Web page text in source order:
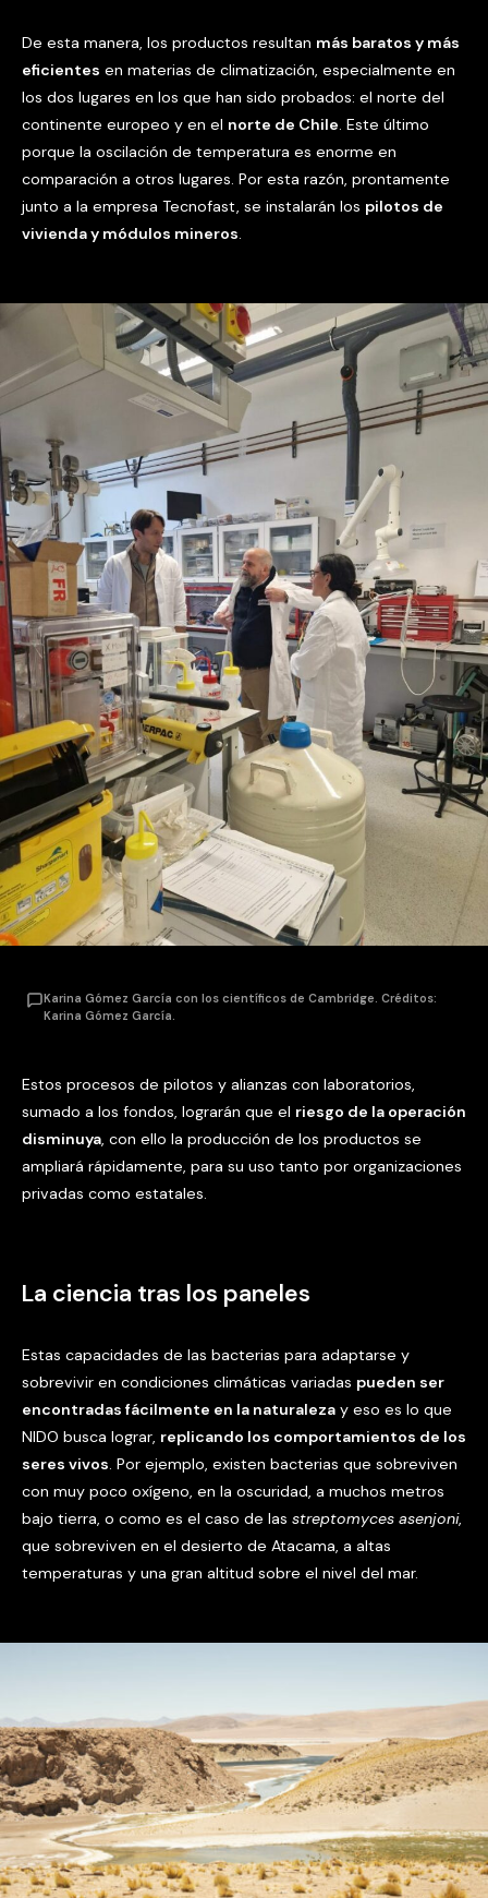
De esta manera, los productos resultan más baratos y más
eficientes en materias de climatización, especialmente en
los dos lugares en los que han sido probados: el norte del
continente europeo y en el norte de Chile. Este último
porque la oscilación de temperatura es enorme en
comparación a otros lugares. Por esta razón, prontamente
junto a la empresa Tecnofast, se instalarán los pilotos de
vivienda y módulos mineros.
Karina Gómez García con los científicos de Cambridge. Créditos:
Karina Gómez García.
Estos procesos de pilotos y alianzas con laboratorios,
sumado a los fondos, lograrán que el riesgo de la operación
disminuya, con ello la producción de los productos se
ampliará rápidamente, para su uso tanto por organizaciones
privadas como estatales.
La ciencia tras los paneles
Estas capacidades de las bacterias para adaptarse y
sobrevivir en condiciones climáticas variadas pueden ser
encontradas fácilmente en la naturaleza y eso es lo que
NIDO busca lograr, replicando los comportamientos de los
seres vivos . Por ejemplo, existen bacterias que sobreviven
con muy poco oxígeno, en la oscuridad, a muchos metros
bajo tierra, o como es el caso de las streptomyces asenjoni,
que sobreviven en el desierto de Atacama, a altas
temperaturas y una gran altitud sobre el nivel del mar.